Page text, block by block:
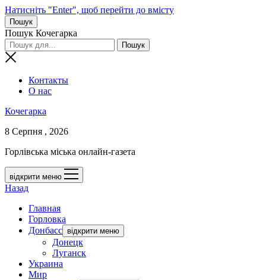
Натисніть "Enter", щоб перейти до вмісту
Пошук
Пошук Кочегарка
Контакты
О нас
Кочегарка
8 Серпня , 2026
Горлівська міська онлайн-газета
відкрити меню
Назад
Главная
Горловка
Донбасс відкрити меню
Донецк
Луганск
Украина
Мир